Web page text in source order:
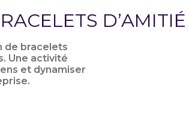
D’AMITIÉ
de bracelets
Une activité
et dynamiser